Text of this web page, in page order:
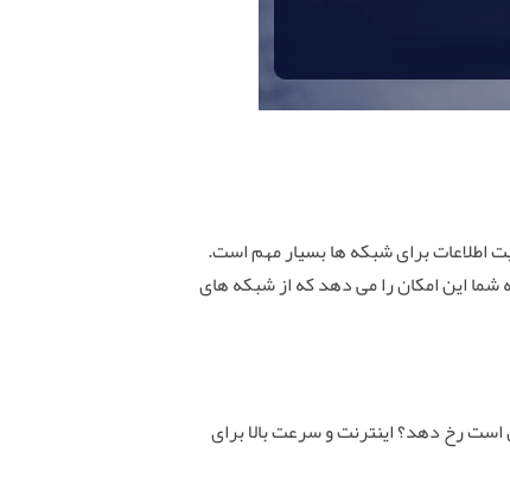
اطلاعات برای شبکه ها بسیار مهم است.
این امکان را می دهد که از شبکه های
رخ دهد؟ اینترنت و سرعت بالا برای